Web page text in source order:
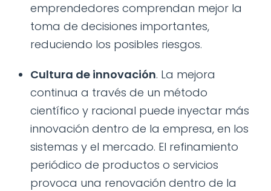
emprendedores comprendan mejor la
toma de decisiones importantes,
reduciendo los posibles riesgos.
Cultura de innovación. La mejora
continua a través de un método
científico y racional puede inyectar más
innovación dentro de la empresa, en los
sistemas y el mercado. El refinamiento
periódico de productos o servicios
provoca una renovación dentro de la